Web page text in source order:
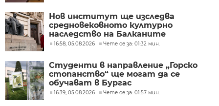
Нов институт ще изследва
средновековното културно
наследство на Балканите
16:58, 05.08.2026 Чете се за: 01:32 мин.
Студенти в направление „Горско
стопанство“ ще могат да се
обучават в Бургас
16:39, 05.08.2026 Чете се за: 01:57 мин.